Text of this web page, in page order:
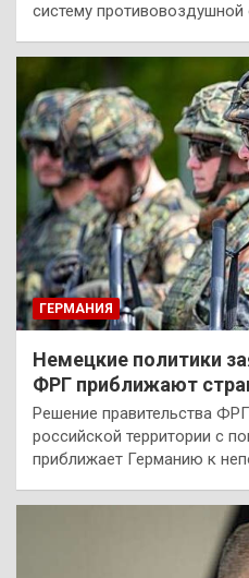
систему
ГЕРМАНИЯ
Немецкие политики
ФРГ приближают
Решение правительства
российской территории с
приближает Германию к